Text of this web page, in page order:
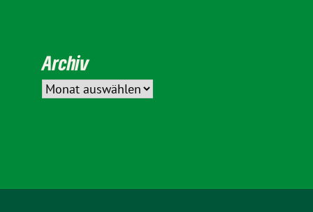
Archiv